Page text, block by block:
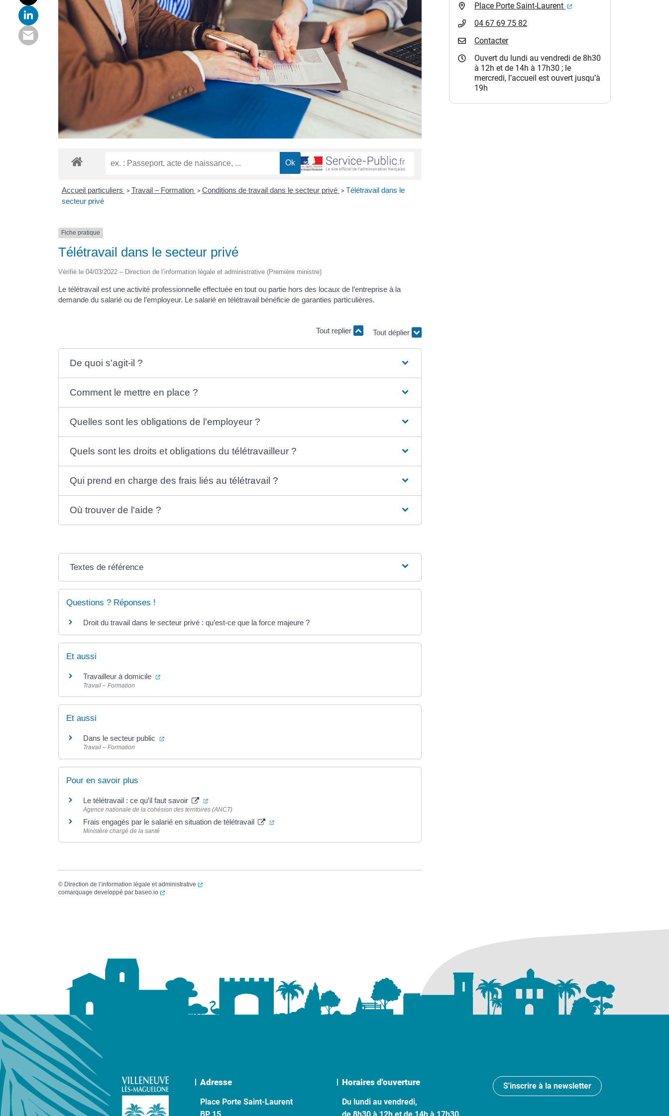
Accueil particuliers > Travail – Formation > Conditions de travail dans le secteur privé > Télétravail dans le
secteur privé
Fiche pratique
Télétravail dans le secteur privé
Vérifié le 04/03/2022 – Direction de l’information légale et administrative (Première ministre)
Le télétravail est une activité professionnelle effectuée en tout ou partie hors des locaux de l’entreprise à la
demande du salarié ou de l’employeur. Le salarié en télétravail bénéficie de garanties particulières.
Tout replier
Tout déplier
De quoi s'agit-il ?
Comment le mettre en place ?
Quelles sont les obligations de l'employeur ?
Quels sont les droits et obligations du télétravailleur ?
Qui prend en charge des frais liés au télétravail ?
Où trouver de l'aide ?
Textes de référence
Questions ? Réponses !
Droit du travail dans le secteur privé : qu’est-ce que la force majeure ?
Et aussi
Travailleur à domicile (ouverture dans un nouvel onglet)
Travail – Formation
Et aussi
Dans le secteur public (ouverture dans un nouvel onglet)
Travail – Formation
Pour en savoir plus
Le télétravail : ce qu’il faut savoir (ouverture dans un nouvel onglet)
Agence nationale de la cohésion des territoires (ANCT)
Frais engagés par le salarié en situation de télétravail (ouverture dans un nouvel onglet)
Ministère chargé de la santé
© Direction de l’information légale et administrative
(ouverture dans un nouvel onglet)
comarquage developpé par baseo.io (ouverture dans un nouvel onglet)
Place Porte Saint-Laurent
(ouverture dans un nouvel
04 67 69 75 82
Contacter
Ouvert du lundi au vendredi de 8h30
à 12h et de 14h à 17h30 ; le
mercredi, l’accueil est ouvert jusqu’à
19h
Adresse
Place Porte Saint-Laurent
Horaires d'ouverture
Du lundi au vendredi,
S'inscrire à la newsletter